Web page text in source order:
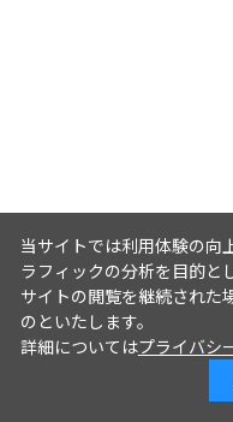
当サイトでは利用体験の向
ラフィックの分析を目的と
サイトの閲覧を継続された
のといたします。
詳細についてはプライバシ